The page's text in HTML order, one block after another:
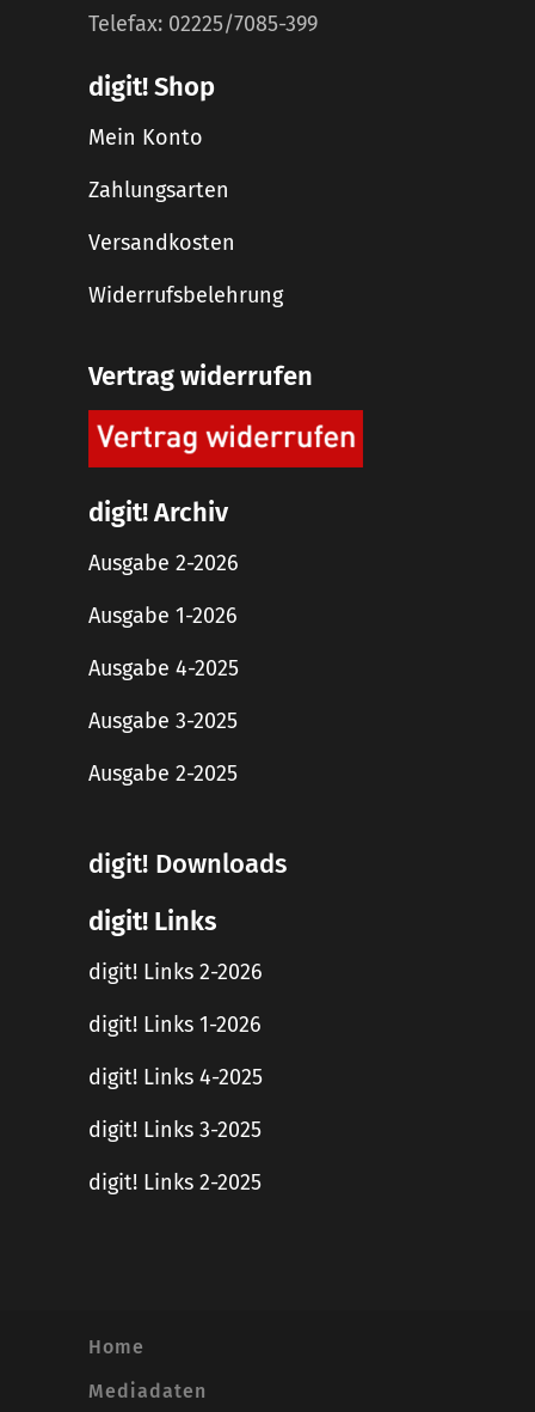
Telefax: 02225/7085-399
digit! Shop
Mein Konto
Zahlungsarten
Versandkosten
Widerrufsbelehrung
Vertrag widerrufen
digit! Archiv
Ausgabe 2-2026
Ausgabe 1-2026
Ausgabe 4-2025
Ausgabe 3-2025
Ausgabe 2-2025
digit! Downloads
digit! Links
digit! Links 2-2026
digit! Links 1-2026
digit! Links 4-2025
digit! Links 3-2025
digit! Links 2-2025
Home
Mediadaten